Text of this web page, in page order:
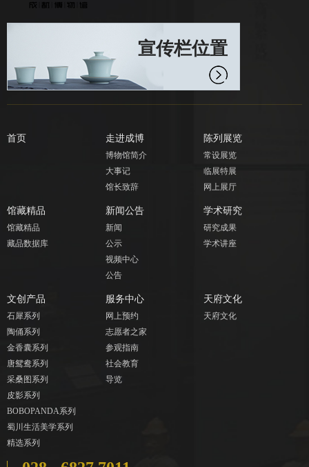
宣传栏位置
首页 走进成博
博物馆简介
大事记
馆长致辞
陈列展览
常设展览
临展特展
网上展厅
馆藏精品
馆藏精品
藏品数据库
新闻公告
新闻
公示
视频中心
公告
学术研究
研究成果
学术讲座
文创产品
石犀系列
陶俑系列
金香囊系列
唐鸳鸯系列
采桑图系列
皮影系列
BOBOPANDA系列
蜀川生活美学系列
精选系列
服务中心
网上预约
志愿者之家
参观指南
社会教育
导览
天府文化
天府文化